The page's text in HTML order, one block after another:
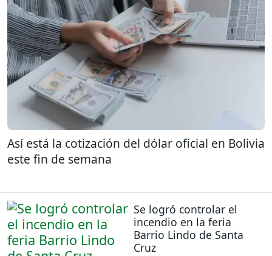
Así está la cotización del dólar oficial en Bolivia
este fin de semana
Se logró controlar el
incendio en la feria
Barrio Lindo de Santa
Cruz